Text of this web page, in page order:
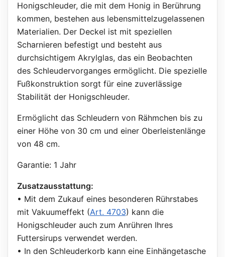
Honigschleuder, die mit dem Honig in Berührung
kommen, bestehen aus lebensmittelzugelassenen
Materialien. Der Deckel ist mit speziellen
Scharnieren befestigt und besteht aus
durchsichtigem Akrylglas, das ein Beobachten
des Schleudervorganges ermöglicht. Die spezielle
Fußkonstruktion sorgt für eine zuverlässige
Stabilität der Honigschleuder.
Ermöglicht das Schleudern von Rähmchen bis zu
einer Höhe von 30 cm und einer Oberleistenlänge
von 48 cm.
Garantie: 1 Jahr
Zusatzausstattung:
• Mit dem Zukauf eines besonderen Rührstabes
mit Vakuumeffekt (Art. 4703) kann die
Honigschleuder auch zum Anrühren Ihres
Futtersirups verwendet werden.
• In den Schleuderkorb kann eine Einhängetasche